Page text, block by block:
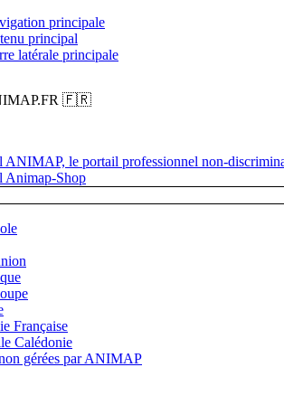
principale
principal
latérale principale
🇫🇷
ANIMAP, le portail professionnel non-
Animap-Shop
Française
Calédonie
gérées par ANIMAP